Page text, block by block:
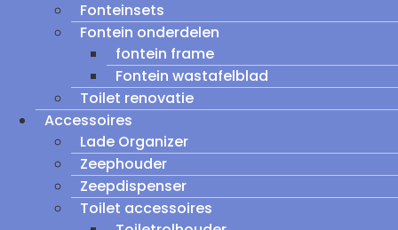
Fonteinsets
Fontein onderdelen
fontein frame
Fontein wastafelblad
Toilet renovatie
Accessoires
Lade Organizer
Zeephouder
Zeepdispenser
Toilet accessoires